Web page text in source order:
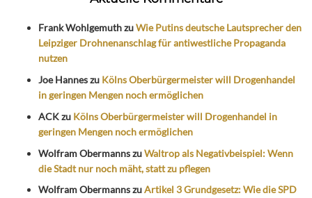
Frank WohlgemuthzuWie Putins deutsche Lautsprecher den
Leipziger Drohnenanschlag für antiwestliche Propaganda
nutzen
Joe Hanneszu Kölns Oberbürgermeister will Drogenhandel
in geringen Mengen noch ermöglichen
ACKzu Kölns Oberbürgermeister will Drogenhandel in
geringen Mengen noch ermöglichen
Wolfram ObermannszuWaltrop als Negativbeispiel: Wenn
die Stadt nur noch mäht, statt zu pflegen
Wolfram ObermannszuArtikel 3 Grundgesetz: Wie die SPD